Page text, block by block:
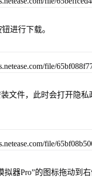
进行下载。
文件，此时会打开隐
拟器Pro”的图标拖动到